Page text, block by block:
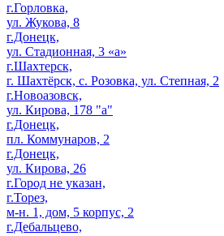
г.Горловка,
ул. Жукова, 8
г.Донецк,
ул. Стадионная, 3 «а»
г.Шахтерск,
г. Шахтёрск, с. Розовка, ул. Степная, 2
г.Новоазовск,
ул. Кирова, 178 "а"
г.Донецк,
пл. Коммунаров, 2
г.Донецк,
ул. Кирова, 26
г.Город не указан,
г.Торез,
м-н. 1, дом, 5 корпус, 2
г.Дебальцево,